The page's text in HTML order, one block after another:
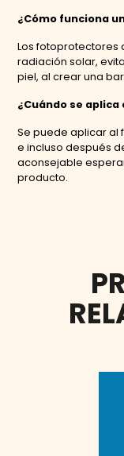
¿Cómo funciona
Los fotoprotectores
radiación solar,
piel, al crear una
¿Cuándo se
Se puede aplicar al
e incluso después
aconsejable
producto.